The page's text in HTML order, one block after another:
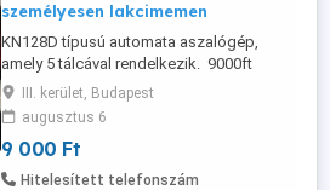
személyesen lakcimemen
KN128D típusú automata aszalógép,
amely 5 tálcával rendelkezik. 9000ft
óbuda személyesen lakcimemen Eladó a
Képeken Látható jó állapotban lévő
Automata Aszalógép 5 tálcás Hibátlanul
üzemel! Helyszínen Próbálható! 36 50 104
8272 36 20 949 1288
III. kerület, Budapest
augusztus 6
9 000 Ft
Hitelesített telefonszám